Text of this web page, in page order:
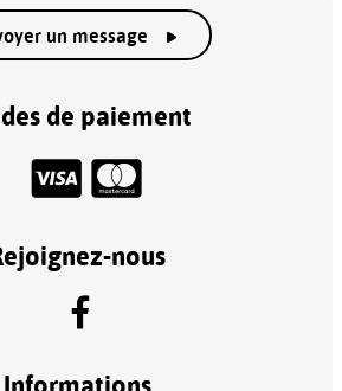
un message
de paiement
nous